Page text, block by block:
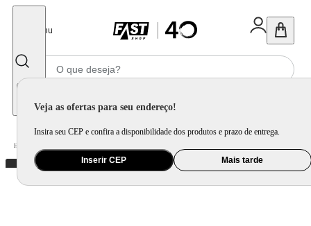
Menu
Veja as ofertas para seu endereço!
Insira seu CEP e confira a disponibilidade dos produtos e prazo de entrega.
Inserir CEP Mais tarde
Home